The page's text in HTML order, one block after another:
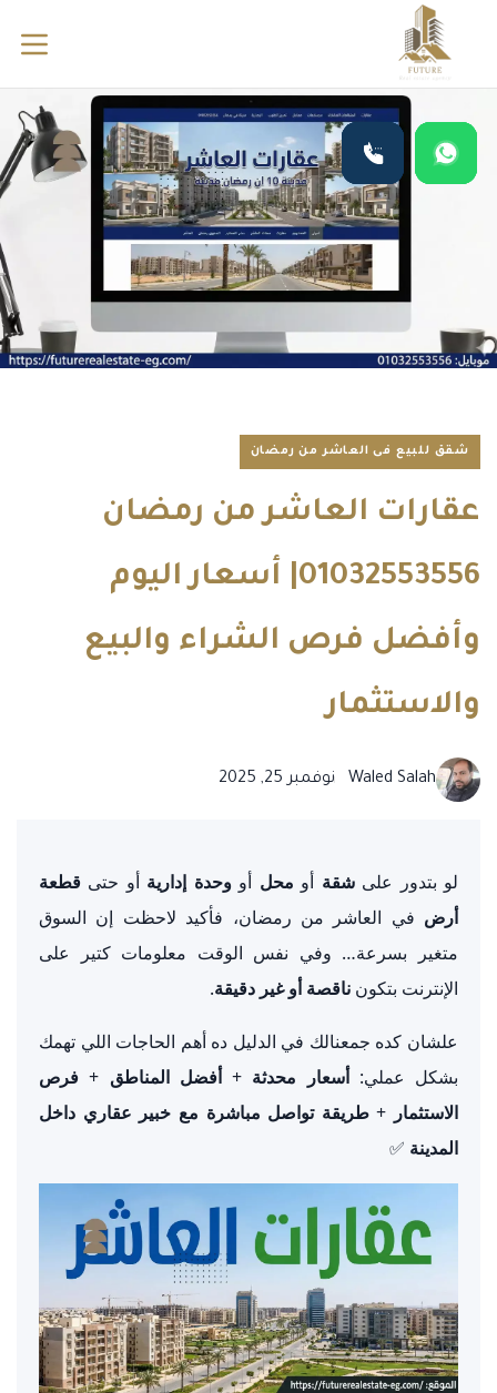
شقق للبيع فى العاشر من رمضان
عقارات العاشر من رمضان
01032553556| أسعار اليوم
وأفضل فرص الشراء والبيع
والاستثمار
Waled Salah نوفمبر 25, 2025
لو بتدور علىشقة أو محل أووحدة إدارية أو حتى قطعة
أرض في العاشر من رمضان، فأكيد لاحظت إن السوق
متغير بسرعة… وفي نفس الوقت معلومات كتير على
الإنترنت بتكون ناقصة أو غير دقيقة.
علشان كده جمعنالك في الدليل ده أهم الحاجات اللي تهمك
بشكل عملي:أسعار محدثة +أفضل المناطق + فرص
الاستثمار +طريقة تواصل مباشرة مع خبير عقاري داخل
المدينة ✅